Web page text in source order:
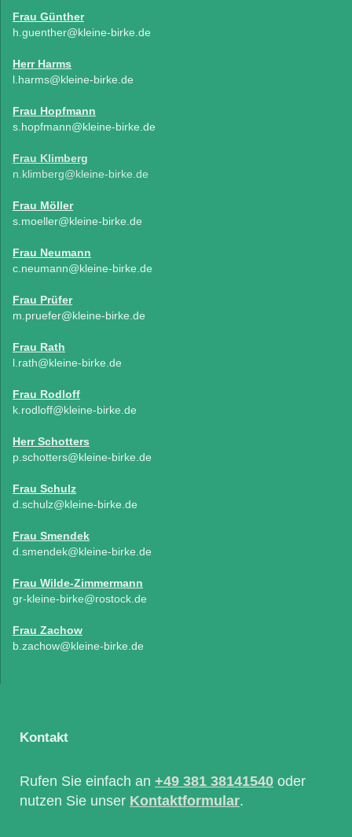
Frau Günther
h.guenther@kleine-birke.de
Herr Harms
l.harms@kleine-birke.de
Frau Hopfmann
s.hopfmann@kleine-birke.de
Frau Klimberg
n.klimberg@kleine-birke.de
Frau Möller
s.moeller@kleine-birke.de
Frau Neumann
c.neumann@kleine-birke.de
Frau Prüfer
m.pruefer@kleine-birke.de
Frau Rath
l.rath@kleine-birke.de
Frau Rodloff
k.rodloff@kleine-birke.de
Herr Schotters
p.schotters@kleine-birke.de
Frau Schulz
d.schulz@kleine-birke.de
Frau Smendek
d.smendek@kleine-birke.de
Frau Wilde-Zimmermann
gr-kleine-birke@rostock.de
Frau Zachow
b.zachow@kleine-birke.de
Kontakt
Rufen Sie einfach an +49 381 38141540 oder
nutzen Sie unser Kontaktformular.